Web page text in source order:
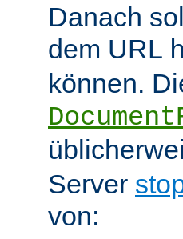
Danach
dem URL
können.
Server
von: